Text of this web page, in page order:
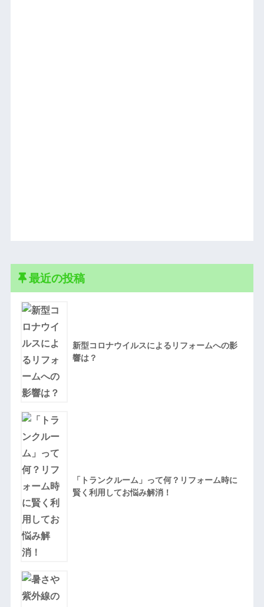
最近の投稿
新型コロナウイルスによるリフォームへの影
響は？
「トランクルーム」って何？リフォーム時に
賢く利用してお悩み解消！